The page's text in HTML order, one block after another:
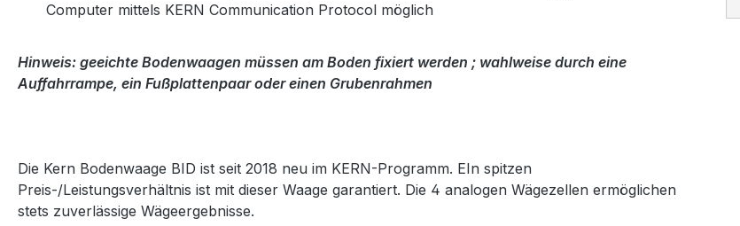
Computer mittels KERN Communication Protocol möglich
Hinweis: geeichte Bodenwaagen müssen am Boden fixiert werden ; wahlweise durch eine
Auffahrrampe, ein Fußplattenpaar oder einen Grubenrahmen
Die Kern Bodenwaage BID ist seit 2018 neu im KERN-Programm. EIn spitzen
Preis-/Leistungsverhältnis ist mit dieser Waage garantiert. Die 4 analogen Wägezellen ermöglichen
stets zuverlässige Wägeergebnisse.